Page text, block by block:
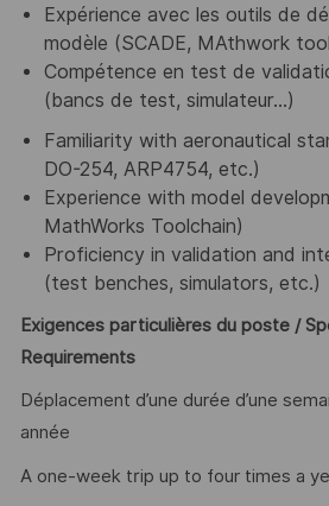
Expérience avec les outils de
modèle (SCADE, MAthwork
Compétence en test de
(bancs de test, simulateur…)
Familiarity with aeronautical
DO-254, ARP4754, etc.)
Experience with model
MathWorks Toolchain)
Proficiency in validation and
(test benches, simulators, etc.)
Exigences particulières du poste /
Requirements
Déplacement d’une durée d’une
année
A one-week trip up to four times a